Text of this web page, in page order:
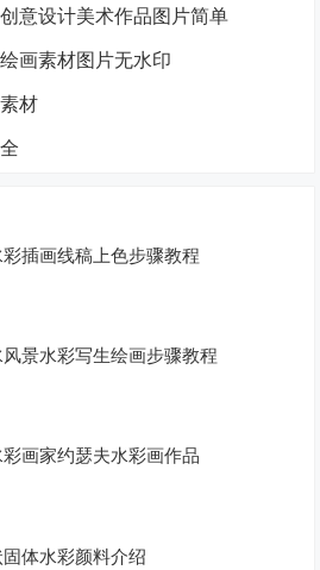
意设计美术作品图片简单
画素材图片无水印
材
插画线稿上色步骤教程
景水彩写生绘画步骤教程
画家约瑟夫水彩画作品
体水彩颜料介绍